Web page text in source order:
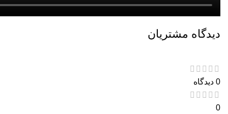
دیدگاه مشتریان
0 دیدگاه
0